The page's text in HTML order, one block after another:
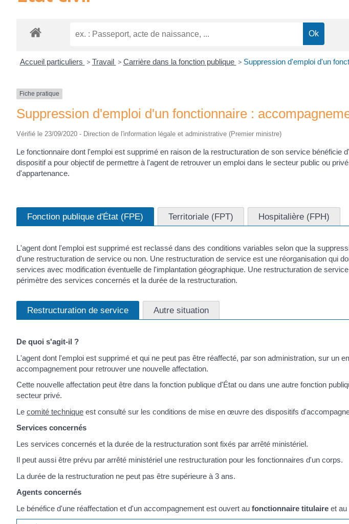
Accueil particuliers > Travail > Carrière dans la fonction publique > Suppression d'emploi d'un
Fiche pratique
Suppression d'emploi d'un fonctionnaire :
Vérifié le 23/09/2020 - Direction de l'information légale et administrative (Premier ministre)
Le fonctionnaire dont l'emploi est supprimé en raison de la restructuration de son service bénéficie
dispositif a pour objectif de permettre à l'agent de retrouver un emploi dans le secteur public ou
d'appartenance.
Fonction publique d'État (FPE) Territoriale (FPT) Hospitalière (FPH)
L'agent dont l'emploi est supprimé est reclassé dans des conditions variables selon que la
d'une restructuration de service ou non. Une restructuration de service est une réorganisation qui
services avec modification éventuelle de l'implantation géographique. Une restructuration de
périmètre des services concernés et la durée de la restructuration.
Restructuration de service Autre situation
De quoi s'agit-il ?
L'agent dont l'emploi est supprimé et qui ne peut pas être réaffecté, par son administration, sur un
accompagnement pour retrouver une nouvelle affectation.
Cette nouvelle affectation peut être dans la fonction publique d'État ou dans une autre fonction
secteur privé.
Le comité technique est consulté sur les conditions de mise en œuvre des dispositifs
Services concernés
Les services concernés et la durée de la restructuration sont fixés par arrêté ministériel.
Il peut aussi être prévu par arrêté ministériel une restructuration pour les fonctionnaires d'un corps.
La durée de la restructuration ne peut pas être supérieure à 3 ans.
Agents concernés
Le bénéfice d'une réaffectation et d'un accompagnement est ouvert au fonctionnaire titulaire et au